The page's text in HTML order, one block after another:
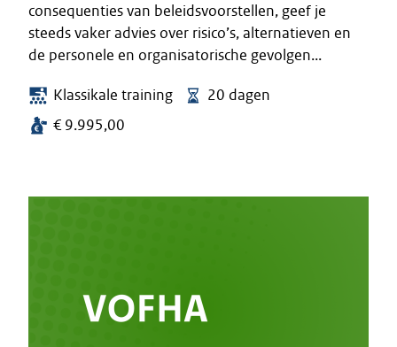
consequenties van beleidsvoorstellen, geef je
steeds vaker advies over risico’s, alternatieven en
de personele en organisatorische gevolgen...
Klassikale training
20 dagen
€ 9.995,00